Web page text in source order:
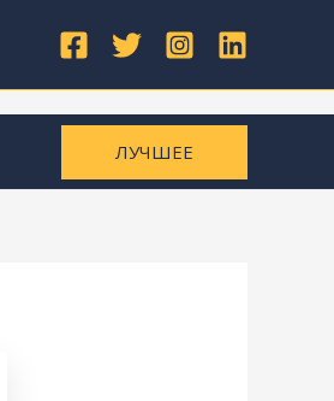
ЛУЧШЕЕ